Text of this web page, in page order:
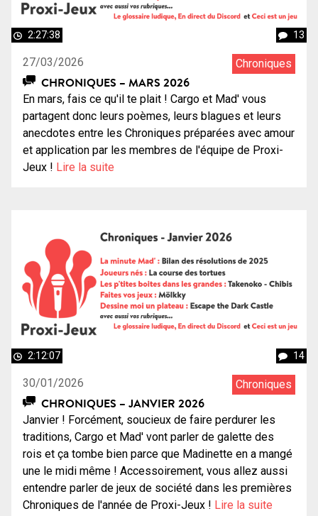
2:27:38 13
27/03/2026 Chroniques
CHRONIQUES – MARS 2026
En mars, fais ce qu'il te plait ! Cargo et Mad' vous
partagent donc leurs poèmes, leurs blagues et leurs
anecdotes entre les Chroniques préparées avec amour
et application par les membres de l'équipe de Proxi-
Jeux ! Lire la suite
2:12:07 14
30/01/2026 Chroniques
CHRONIQUES – JANVIER 2026
Janvier ! Forcément, soucieux de faire perdurer les
traditions, Cargo et Mad' vont parler de galette des
rois et ça tombe bien parce que Madinette en a mangé
une le midi même ! Accessoirement, vous allez aussi
entendre parler de jeux de société dans les premières
Chroniques de l'année de Proxi-Jeux ! Lire la suite